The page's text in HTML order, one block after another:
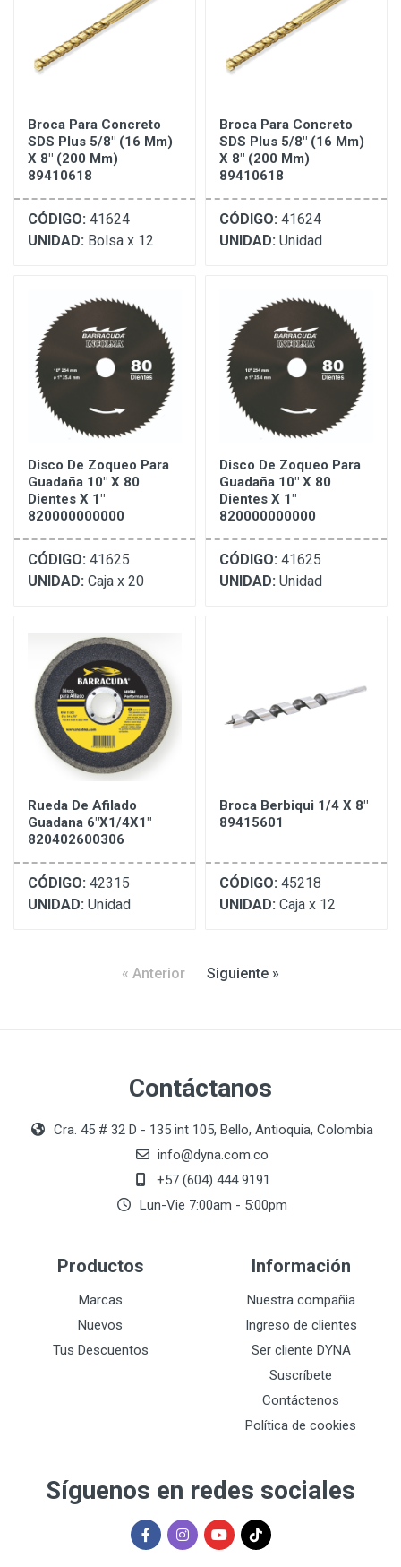
Broca Para Concreto
SDS Plus 5/8" (16 Mm)
X 8" (200 Mm)
89410618
CÓDIGO: 41624
UNIDAD: Bolsa x 12
Broca Para Concreto
SDS Plus 5/8" (16 Mm)
X 8" (200 Mm)
89410618
CÓDIGO: 41624
UNIDAD: Unidad
Disco De Zoqueo Para
Guadaña 10" X 80
Dientes X 1"
820000000000
CÓDIGO: 41625
UNIDAD: Caja x 20
Disco De Zoqueo Para
Guadaña 10" X 80
Dientes X 1"
820000000000
CÓDIGO: 41625
UNIDAD: Unidad
Rueda De Afilado
Guadana 6"X1/4X1"
820402600306
CÓDIGO: 42315
UNIDAD: Unidad
Broca Berbiqui 1/4 X 8"
89415601
CÓDIGO: 45218
UNIDAD: Caja x 12
« Anterior Siguiente »
Contáctanos
Cra. 45 # 32 D - 135 int 105, Bello, Antioquia, Colombia
info@dyna.com.co
+57 (604) 444 9191
Lun-Vie 7:00am - 5:00pm
Productos
Marcas
Nuevos
Tus Descuentos
Información
Nuestra compañia
Ingreso de clientes
Ser cliente DYNA
Suscríbete
Contáctenos
Política de cookies
Síguenos en redes sociales